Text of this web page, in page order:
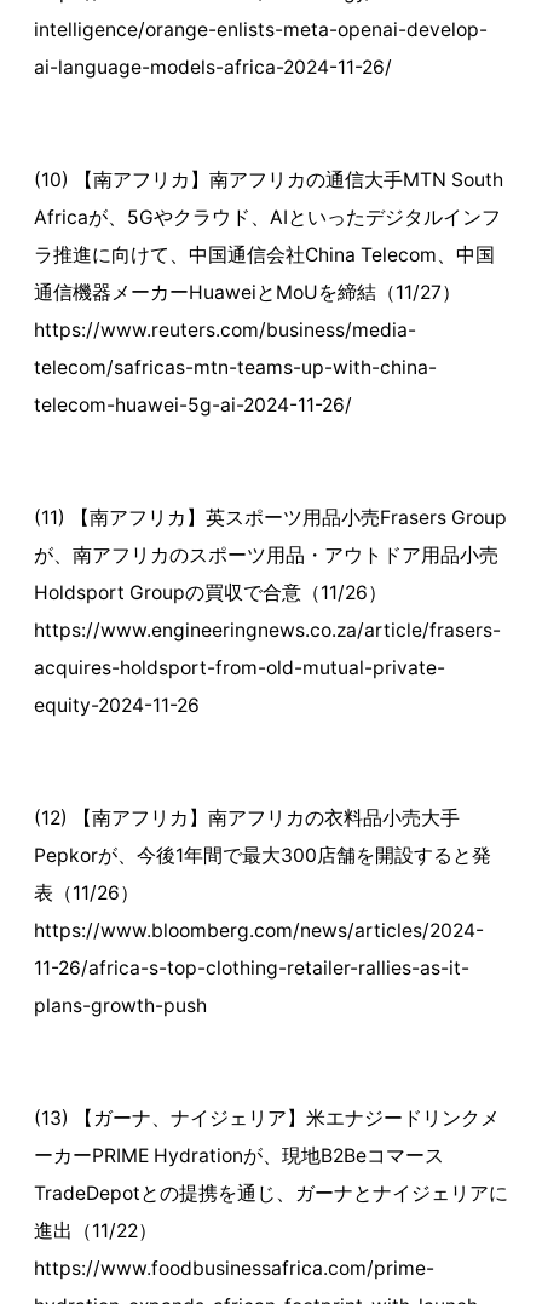
intelligence/orange-enlists-meta-openai-develop-
ai-language-models-africa-2024-11-26/
(10) 【南アフリカ】南アフリカの通信大手MTN South
Africaが、5Gやクラウド、AIといったデジタルインフ
ラ推進に向けて、中国通信会社China Telecom、中国
通信機器メーカーHuaweiとMoUを締結（11/27）
https://www.reuters.com/business/media-
telecom/safricas-mtn-teams-up-with-china-
telecom-huawei-5g-ai-2024-11-26/
(11) 【南アフリカ】英スポーツ用品小売Frasers Group
が、南アフリカのスポーツ用品・アウトドア用品小売
Holdsport Groupの買収で合意（11/26）
https://www.engineeringnews.co.za/article/frasers-
acquires-holdsport-from-old-mutual-private-
equity-2024-11-26
(12) 【南アフリカ】南アフリカの衣料品小売大手
Pepkorが、今後1年間で最大300店舗を開設すると発
表（11/26）
https://www.bloomberg.com/news/articles/2024-
11-26/africa-s-top-clothing-retailer-rallies-as-it-
plans-growth-push
(13) 【ガーナ、ナイジェリア】米エナジードリンクメ
ーカーPRIME Hydrationが、現地B2Beコマース
TradeDepotとの提携を通じ、ガーナとナイジェリアに
進出（11/22）
https://www.foodbusinessafrica.com/prime-